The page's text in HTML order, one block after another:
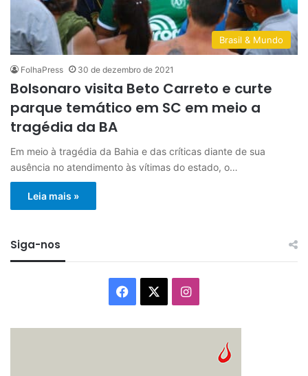
Brasil & Mundo
FolhaPress 30 de dezembro de 2021
Bolsonaro visita Beto Carreto e curte
parque temático em SC em meio a
tragédia da BA
Em meio à tragédia da Bahia e das críticas diante de sua
ausência no atendimento às vítimas do estado, o…
Leia mais »
Siga-nos
Facebook Instagram